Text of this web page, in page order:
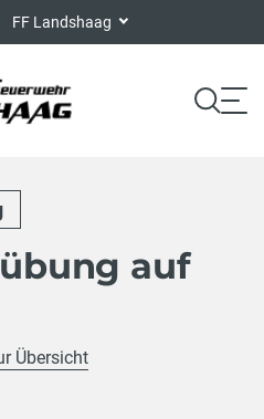
FF Landshaag
auf
Übersicht